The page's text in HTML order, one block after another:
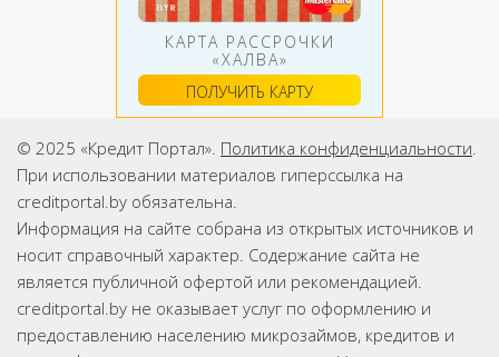
КАРТА РАССРОЧКИ
«ХАЛВА»
ПОЛУЧИТЬ КАРТУ
© 2025 «Кредит Портал». Политика конфиденциальности.
При использовании материалов гиперссылка на
creditportal.by обязательна.
Информация на сайте собрана из открытых источников и
носит справочный характер. Содержание сайта не
является публичной офертой или рекомендацией.
creditportal.by не оказывает услуг по оформлению и
предоставлению населению микрозаймов, кредитов и